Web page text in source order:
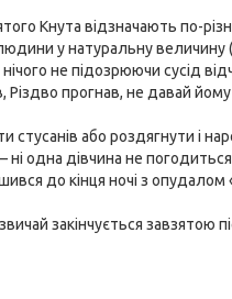
Кнута відзначають по-
у натуральну величину
не підозрюючи сусід
прогнав, не давай
стусанів або роздягнути і
ні одна дівчина не
до кінця ночі з
закінчується завзятою